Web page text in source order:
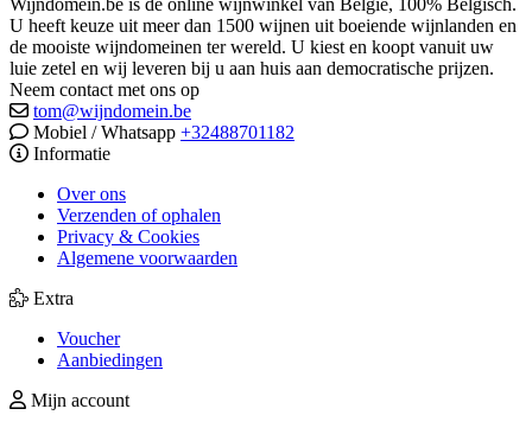
U heeft keuze uit meer dan 1500 wijnen uit boeiende wijnlanden en
de mooiste wijndomeinen ter wereld. U kiest en koopt vanuit uw
luie zetel en wij leveren bij u aan huis aan democratische prijzen.
Neem contact met ons op
tom@wijndomein.be
Mobiel / Whatsapp +32488701182
Informatie
Over ons
Verzenden of ophalen
Privacy & Cookies
Algemene voorwaarden
Extra
Voucher
Aanbiedingen
Mijn account